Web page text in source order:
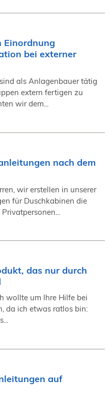
Einordnung
bei externer
als Anlagenbauer tätig
extern fertigen zu
wir dem...
nach dem
wir erstellen in unserer
für Duschkabinen die
das nur durch
wollte um Ihre Hilfe bei
da ich etwas ratlos bin:
auf